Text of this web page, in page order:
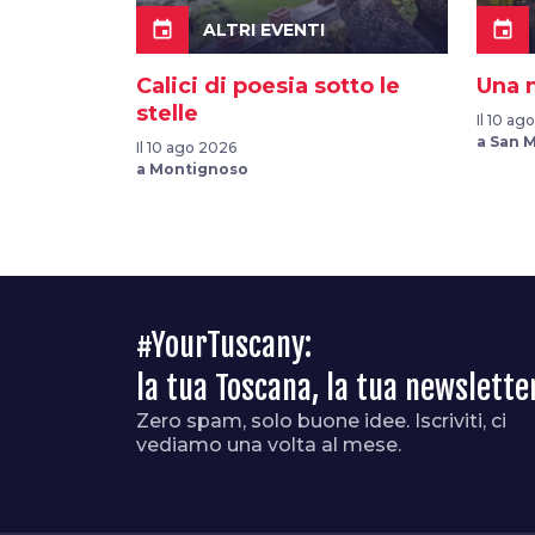
event ALTRI EVENTI
Calici di poesia sotto le
stelle
Il 10 ago 2026
a Montignoso
event
Una
Il 10
a San
#YourTuscany:
la tua Toscana, la tua
Zero spam, solo buone idee. Iscriviti, ci
vediamo una volta al mese.